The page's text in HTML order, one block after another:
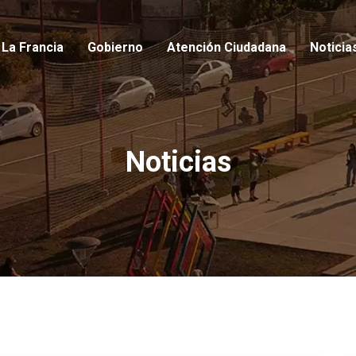
La Francia Gobierno Atención Ciudadana
Noticias